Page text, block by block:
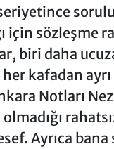
için sözleşme
biri daha
kafadan
Notları
Ayrıca